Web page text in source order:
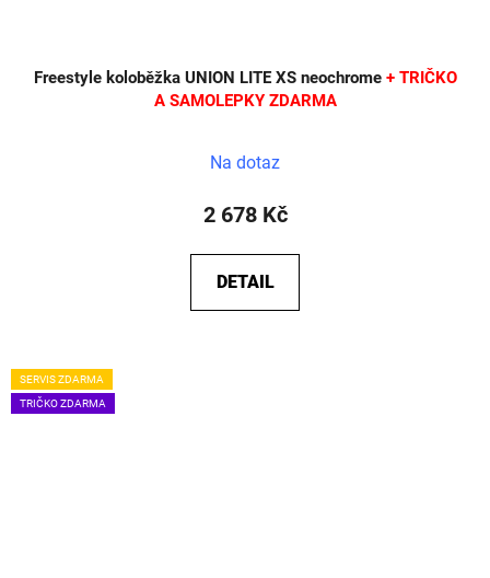
Freestyle koloběžka UNION LITE XS neochrome + TRIČKO
A SAMOLEPKY ZDARMA
Na dotaz
2 678 Kč
DETAIL
SERVIS ZDARMA
TRIČKO ZDARMA